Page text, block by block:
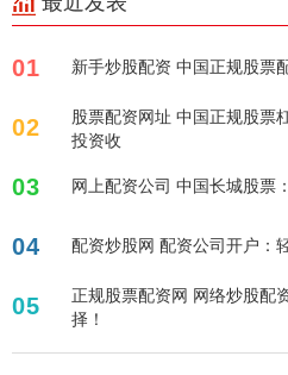
01 新手炒股配资 中国正规股票
02
股票配资网址 中国正规股票
投资收
03 网上配资公司 中国长城股票
04 配资炒股网 配资公司开户：
05
正规股票配资网 网络炒股配
择！